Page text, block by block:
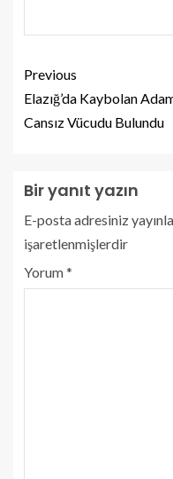
Previous
Elazığ’da Kaybolan
Cansız Vücudu Bulundu
Bir yanıt yazın
E-posta adresiniz
işaretlenmişlerdir
Yorum*